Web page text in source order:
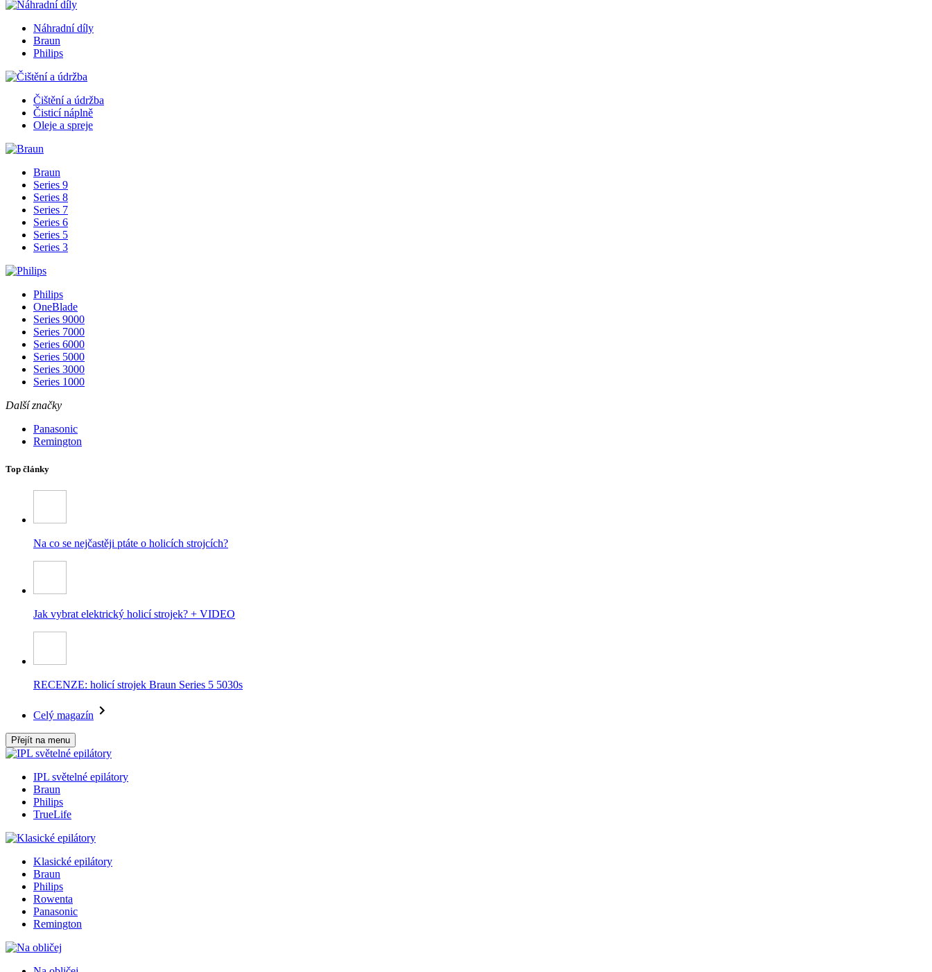
Náhradní díly
Braun
Philips
Čištění a údržba
Čisticí náplně
Oleje a spreje
Braun
Series 9
Series 8
Series 7
Series 6
Series 5
Series 3
Philips
OneBlade
Series 9000
Series 7000
Series 6000
Series 5000
Series 3000
Series 1000
Další značky
Panasonic
Remington
Top články
Na co se nejčastěji ptáte o holicích strojcích?
Jak vybrat elektrický holicí strojek? + VIDEO
RECENZE: holicí strojek Braun Series 5 5030s
Celý magazín
Přejít na menu
IPL světelné epilátory
Braun
Philips
TrueLife
Klasické epilátory
Braun
Philips
Rowenta
Panasonic
Remington